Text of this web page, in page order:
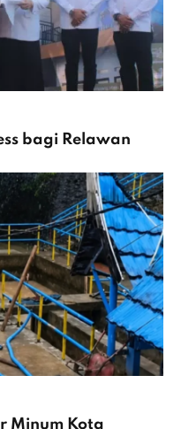
bagi Relawan
Minum Kota